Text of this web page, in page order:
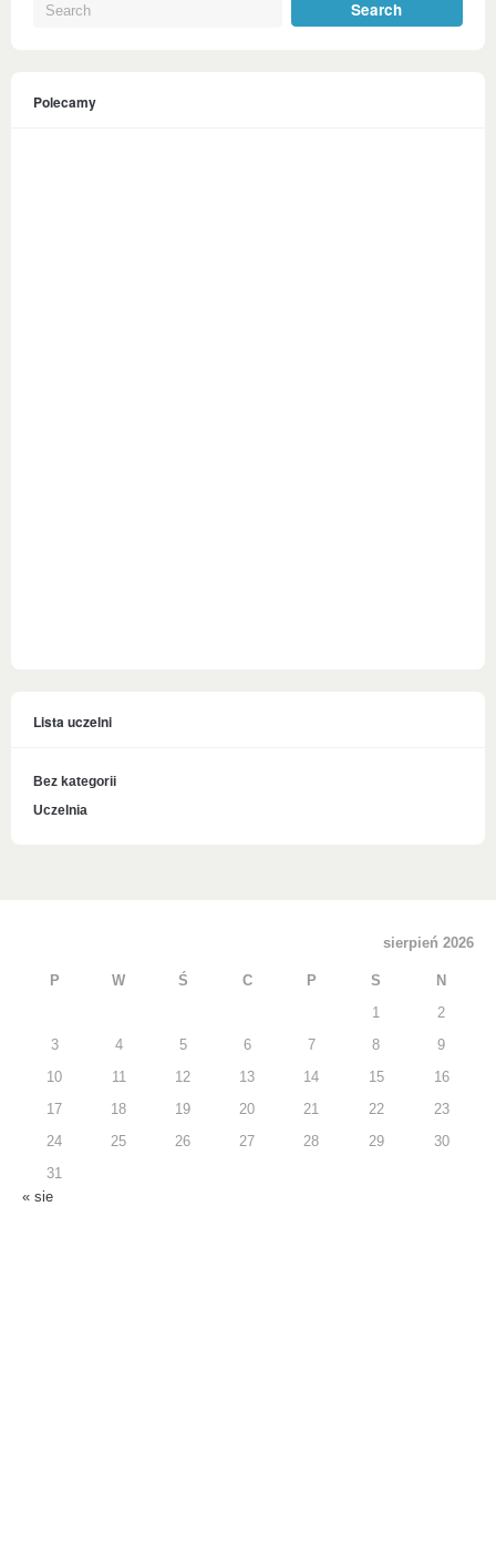
Polecamy
Lista uczelni
Bez kategorii
Uczelnia
sierpień 2026
P W Ś C P S N
1 2
3 4 5 6 7 8 9
10 11 12 13 14 15 16
17 18 19 20 21 22 23
24 25 26 27 28 29 30
31
« sie